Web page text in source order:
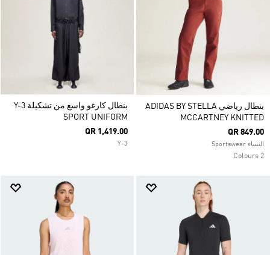
بنطال رياضي ADIDAS BY STELLA
MCCARTNEY KNITTED
QR 849.00
النساء Sportswear
2 Colours
بنطال كارغو واسع من تشكيلة Y-3
SPORT UNIFORM
QR 1,419.00
Y-3